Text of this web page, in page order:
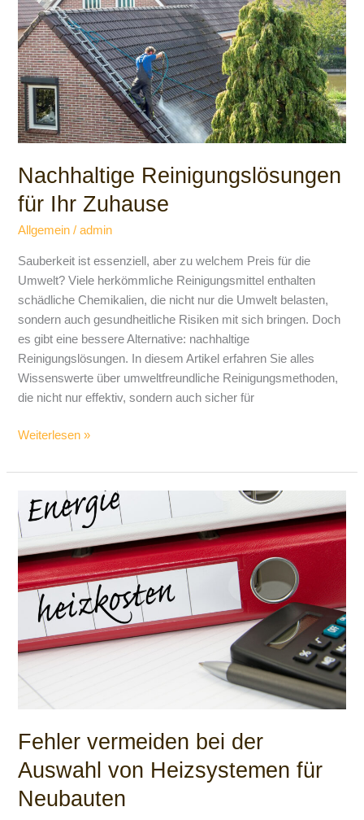
Nachhaltige Reinigungslösungen
für Ihr Zuhause
Allgemein /admin
Sauberkeit ist essenziell, aber zu welchem Preis für die
Umwelt? Viele herkömmliche Reinigungsmittel enthalten
schädliche Chemikalien, die nicht nur die Umwelt belasten,
sondern auch gesundheitliche Risiken mit sich bringen. Doch
es gibt eine bessere Alternative: nachhaltige
Reinigungslösungen. In diesem Artikel erfahren Sie alles
Wissenswerte über umweltfreundliche Reinigungsmethoden,
die nicht nur effektiv, sondern auch sicher für
Zuhause
Weiterlesen »
Fehler vermeiden bei der
Auswahl von Heizsystemen für
Neubauten
Fehler
vermeiden
bei
der
Auswahl
Heizsystemen
für
Neubauten